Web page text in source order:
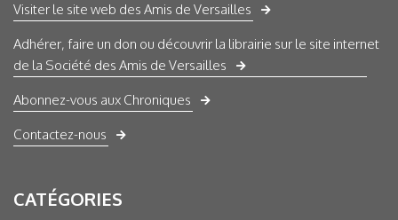
Visiter le site web des Amis de Versailles
Adhérer, faire un don ou découvrir la librairie sur le site internet
de la Société des Amis de Versailles
Abonnez-vous aux Chroniques
Contactez-nous
CATÉGORIES